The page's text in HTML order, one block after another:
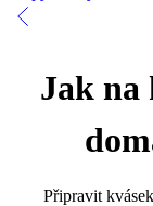
Jak na
Připravit